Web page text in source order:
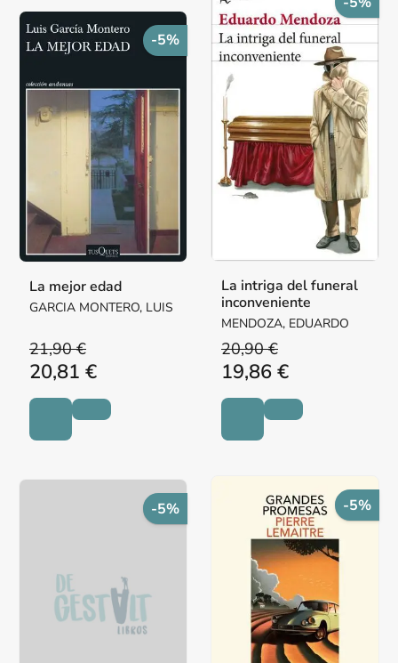
-5%
La mejor edad
GARCIA MONTERO, LUIS
21,90 €
20,81 €
La intriga del funeral
inconveniente
MENDOZA, EDUARDO
20,90 €
19,86 €
-5% -5%